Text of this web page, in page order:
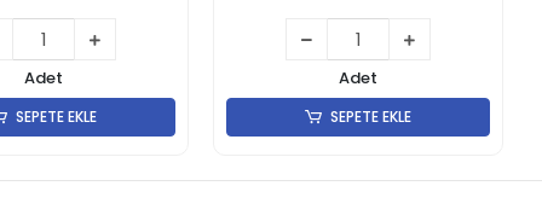
Adet
SEPETE EKLE
Adet
SEPETE EKLE